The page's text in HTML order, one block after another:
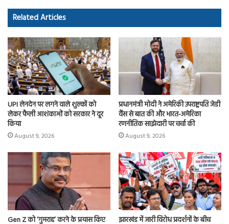
o
ok
d
o
n
Related Articles
UPI लेनदेन पर लगने वाले शुल्कों को
लेकर फैली आशंकाओं को सरकार ने दूर
किया
August 9, 2026
प्रधानमंत्री मोदी ने अमेरिकी उपराष्ट्रपति जेडी
वैंस से बात की और भारत-अमेरिका
रणनीतिक साझेदारी पर चर्चा की
August 9, 2026
Gen Z को ‘गुमराह’ करने के प्रयास किए
झारखंड में जारी विरोध प्रदर्शनों के बीच